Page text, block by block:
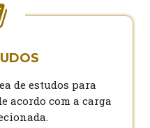
de estudos para
acordo com a carga